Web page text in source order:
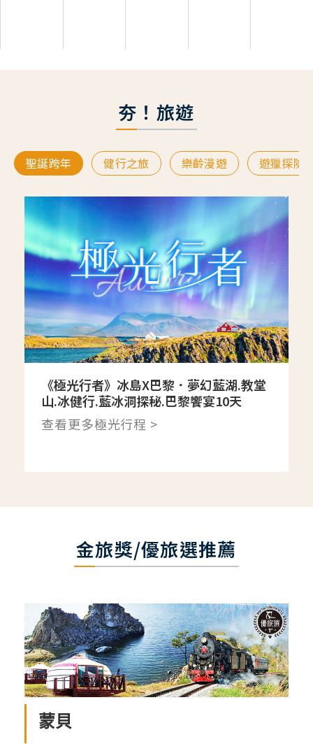
夯！旅遊
聖誕跨年 健行之旅 樂齡漫遊 遊獵探險
《極光行者》冰島X巴黎．夢幻藍湖.教堂
山.冰健行.藍冰洞探秘.巴黎饗宴10天
查看更多極光行程 >
金旅獎/優旅選推薦
蒙貝